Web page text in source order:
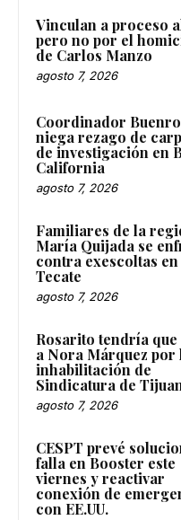
Vinculan a proceso al
pero no por el
de Carlos Manzo
agosto 7, 2026
Coordinador
niega rezago de
de investigación en
California
agosto 7, 2026
Familiares de la
María Quijada se
contra exescoltas en
Tecate
agosto 7, 2026
Rosarito tendría que
a Nora Márquez por
inhabilitación de
Sindicatura de
agosto 7, 2026
CESPT prevé
falla en Booster este
viernes y reactivar
conexión de
con EE.UU.